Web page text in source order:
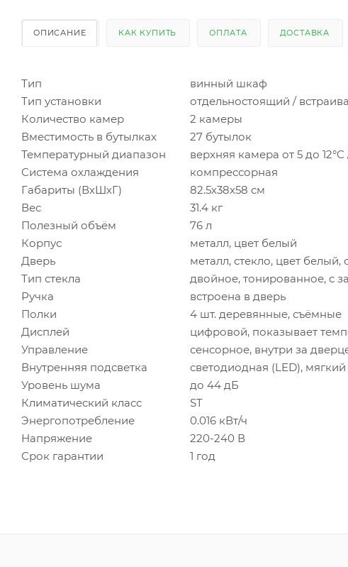
ОПИСАНИЕ КАК КУПИТЬ ОПЛАТА ДОСТАВКА
Тип
винный шкаф
Тип установки
отдельностоящий /
Количество камер
2 камеры
Вместимость в бутылках
27 бутылок
Температурный диапазон
верхняя камера от 5 до
Система охлаждения
компрессорная
Габариты (ВхШхГ)
82.5х38х58 см
Вес
31.4 кг
Полезный объём
76 л
Корпус
металл, цвет белый
Дверь
металл, стекло, цвет
Тип стекла
двойное, тонированное, с
Ручка
встроена в дверь
Полки
4 шт. деревянные, съёмные
Дисплей
цифровой, показывает
Управление
сенсорное, внутри за
Внутренняя подсветка
светодиодная (LED),
Уровень шума
до 44 дБ
Климатический класс
ST
Энергопотребление
0.016 кВт/ч
Напряжение
220-240 В
Срок гарантии
1 год